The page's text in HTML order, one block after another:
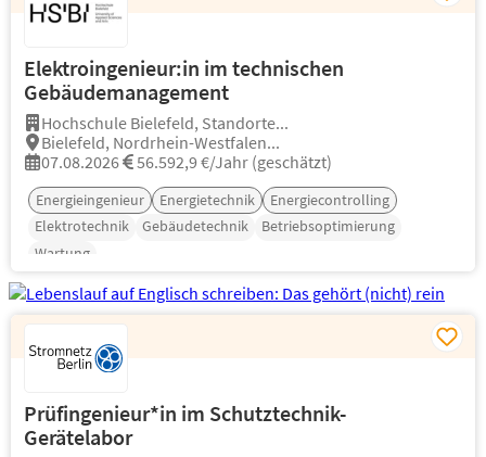
Elektroingenieur:in im technischen
Gebäudemanagement
Hochschule Bielefeld, Standorte...
Bielefeld, Nordrhein-Westfalen...
07.08.2026
56.592,9 €/Jahr (geschätzt)
Energieingenieur Energietechnik
Energiecontrolling
Elektrotechnik
Gebäudetechnik
Betriebsoptimierung
Wartung
Prüfingenieur*in im Schutztechnik-
Gerätelabor